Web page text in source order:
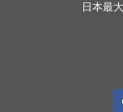
日本最